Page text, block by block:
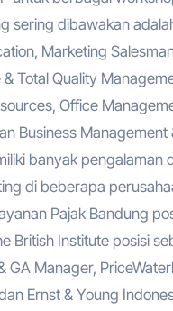
sering dibawakan
Marketing
& Total Quality
Office
Business Management
banyak pengalaman
di beberapa
Pajak Bandung
British Institute posisi
GA Manager,
Ernst & Young